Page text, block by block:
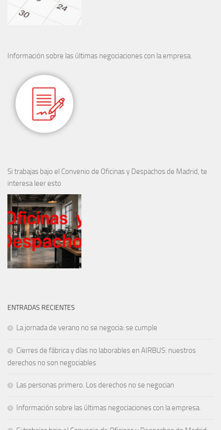
Información sobre las últimas negociaciones con la empresa.
Si trabajas bajo el Convenio de Oficinas y Despachos de Madrid, te
interesa leer esto
ENTRADAS RECIENTES
La jornada de verano no se negocia: se cumple
Cierres de fábrica y días no laborables en AIRBUS: nuestros
derechos no son negociables
Las personas primero. Los derechos no se negocian
Información sobre las últimas negociaciones con la empresa.